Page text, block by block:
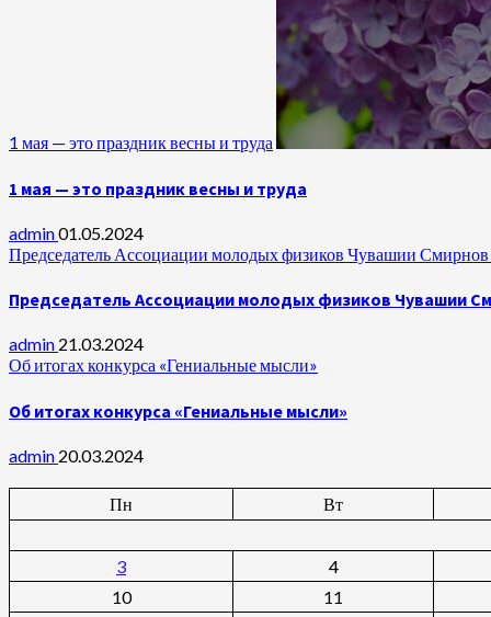
1 мая — это праздник весны и труда
1 мая — это праздник весны и труда
admin01.05.2024
Председатель Ассоциации молодых физиков Чувашии Смирнов
Председатель Ассоциации молодых физиков Чувашии
admin 21.03.2024
Об итогах конкурса «Гениальные мысли»
Об итогах конкурса «Гениальные мысли»
admin 20.03.2024
Пн Вт
3
4
10
11